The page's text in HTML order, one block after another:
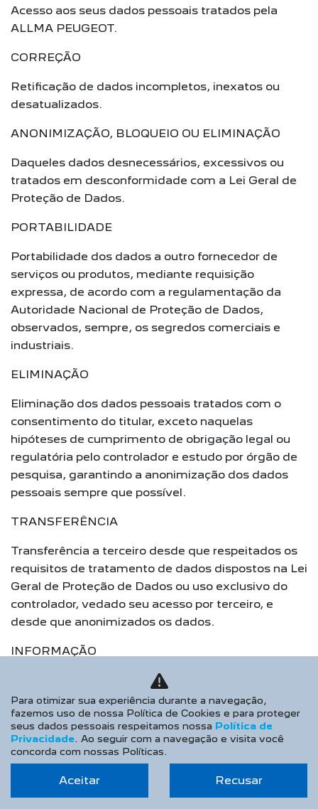
Acesso aos seus dados pessoais tratados pela
ALLMA PEUGEOT.
CORREÇÃO
Retificação de dados incompletos, inexatos ou
desatualizados.
ANONIMIZAÇÃO, BLOQUEIO OU ELIMINAÇÃO
Daqueles dados desnecessários, excessivos ou
tratados em desconformidade com a Lei Geral de
Proteção de Dados.
PORTABILIDADE
Portabilidade dos dados a outro fornecedor de
serviços ou produtos, mediante requisição
expressa, de acordo com a regulamentação da
Autoridade Nacional de Proteção de Dados,
observados, sempre, os segredos comerciais e
industriais.
ELIMINAÇÃO
Eliminação dos dados pessoais tratados com o
consentimento do titular, exceto naquelas
hipóteses de cumprimento de obrigação legal ou
regulatória pelo controlador e estudo por órgão de
pesquisa, garantindo a anonimização dos dados
pessoais sempre que possível.
TRANSFERÊNCIA
Transferência a terceiro desde que respeitados os
requisitos de tratamento de dados dispostos na Lei
Geral de Proteção de Dados ou uso exclusivo do
controlador, vedado seu acesso por terceiro, e
desde que anonimizados os dados.
INFORMAÇÃO
Informação das entidades públicas e privadas com
as quais o controlador realizou uso compartilhado
de dados. Informação sobre a possibilidade de não
fornecer consentimento e sobre as consequências
da negativa.
REVOGAÇÃO DE CONSENTIMENTO
Para otimizar sua experiência durante a navegação,
fazemos uso de nossa Política de Cookies e para proteger
seus dados pessoais respeitamos nossa Política de
Privacidade. Ao seguir com a navegação e visita você
concorda com nossas Políticas.
Aceitar Recusar